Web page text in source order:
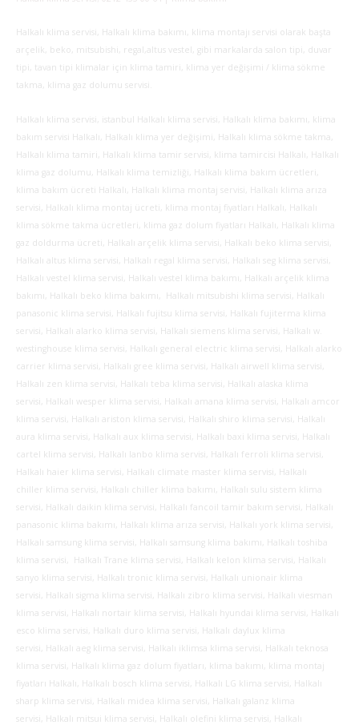
Halkalı klima servisi, Halkalı klima bakımı, klima montajı servisi olarak başta
arçelik, beko, mitsubishi, regal,altus vestel, gibi markalarda salon tipi, duvar
tipi, tavan tipi klimalar için klima tamiri, klima yer değişimi / klima sökme
takma, klima gaz dolumu servisi.
Halkalı klima servisi, istanbul Halkalı klima servisi, Halkalı klima bakımı, klima
bakım servisi Halkalı, Halkalı klima yer değişimi, Halkalı klima sökme takma,
Halkalı klima tamiri, Halkalı klima tamir servisi, klima tamircisi Halkalı, Halkalı
klima gaz dolumu, Halkalı klima temizliği, Halkalı klima bakım ücretleri,
klima bakım ücreti Halkalı, Halkalı klima montaj servisi, Halkalı klima arıza
servisi, Halkalı klima montaj ücreti, klima montaj fiyatları Halkalı, Halkalı
klima sökme takma ücretleri, klima gaz dolum fiyatları Halkalı, Halkalı klima
gaz doldurma ücreti, Halkalı arçelik klima servisi, Halkalı beko klima servisi,
Halkalı altus klima servisi, Halkalı regal klima servisi, Halkalı seg klima servisi,
Halkalı vestel klima servisi, Halkalı vestel klima bakımı, Halkalı arçelik klima
bakımı, Halkalı beko klima bakımı, Halkalı mitsubishi klima servisi, Halkalı
panasonic klima servisi, Halkalı fujitsu klima servisi, Halkalı fujiterma klima
servisi, Halkalı alarko klima servisi, Halkalı siemens klima servisi, Halkalı w.
westinghouse klima servisi, Halkalı general electric klima servisi, Halkalı alarko
carrier klima servisi, Halkalı gree klima servisi, Halkalı airwell klima servisi,
Halkalı zen klima servisi, Halkalı teba klima servisi, Halkalı alaska klima
servisi, Halkalı wesper klima servisi, Halkalı amana klima servisi, Halkalı amcor
klima servisi, Halkalı ariston klima servisi, Halkalı shiro klima servisi, Halkalı
aura klima servisi, Halkalı aux klima servisi, Halkalı baxi klima servisi, Halkalı
cartel klima servisi, Halkalı lanbo klima servisi, Halkalı ferroli klima servisi,
Halkalı haier klima servisi, Halkalı climate master klima servisi, Halkalı
chiller klima servisi, Halkalı chiller klima bakımı, Halkalı sulu sistem klima
servisi, Halkalı daikin klima servisi, Halkalı fancoil tamir bakım servisi, Halkalı
panasonic klima bakımı, Halkalı klima arıza servisi, Halkalı york klima servisi,
Halkalı samsung klima servisi, Halkalı samsung klima bakımı, Halkalı toshiba
klima servisi, Halkalı Trane klima servisi, Halkalı kelon klima servisi, Halkalı
sanyo klima servisi, Halkalı tronic klima servisi, Halkalı unionair klima
servisi, Halkalı sigma klima servisi, Halkalı zibro klima servisi, Halkalı viesman
klima servisi, Halkalı nortair klima servisi, Halkalı hyundai klima servisi, Halkalı
esco klima servisi, Halkalı duro klima servisi, Halkalı daylux klima
servisi, Halkalı aeg klima servisi, Halkalı iklimsa klima servisi, Halkalı teknosa
klima servisi, Halkalı klima gaz dolum fiyatları, klima bakımı, klima montaj
fiyatları Halkalı, Halkalı bosch klima servisi, Halkalı LG klima servisi, Halkalı
sharp klima servisi, Halkalı midea klima servisi, Halkalı galanz klima
servisi, Halkalı mitsui klima servisi, Halkalı olefini klima servisi, Halkalı